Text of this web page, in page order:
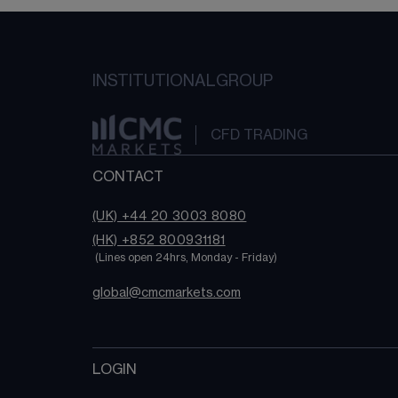
INSTITUTIONALGROUP
CFD TRADING
CONTACT
(UK) +44 20 3003 8080
(HK) +852 800931181
(Lines open 24hrs, Monday - Friday)
global@cmcmarkets.com
LOGIN